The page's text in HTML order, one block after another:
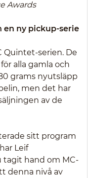
Awards
ny pickup-serie
Quintet-serien. De
alla gamla och
grams nyutsläpp
men det har
av de
sitt program
Leif
tagit hand om MC-
denna nivå av